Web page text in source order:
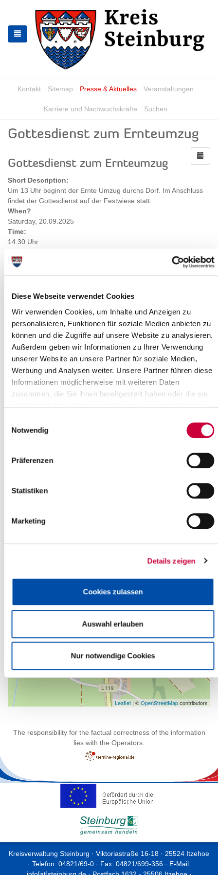
Diese Webseite verwendet Cookies
Wir verwenden Cookies, um Inhalte und Anzeigen zu
personalisieren, Funktionen für soziale Medien anbieten zu
können und die Zugriffe auf unsere Website zu analysieren.
Außerdem geben wir Informationen zu Ihrer Verwendung
unserer Website an unsere Partner für soziale Medien,
Werbung und Analysen weiter. Unsere Partner führen diese
Informationen möglicherweise mit weiteren Daten
zusammen, die Sie ihnen bereitgestellt haben oder die sie
Notwendig
Präferenzen
Statistiken
Marketing
Details zeigen
Cookies zulassen
Auswahl erlauben
Nur notwendige Cookies
the
navigation
the
content
Kontakt Sitemap Presse & Aktuelles Veranstaltungen
Karriere und Nachwuchskräfte Suchen
Gottesdienst zum Ernteumzug
Gottesdienst zum Ernteumzug
Short Description:
Um 13 Uhr beginnt der Ernte Umzug durchs Dorf. Im Anschluss
findet der Gottesdienst auf der Festwiese statt.
When?
Saturday, 20.09.2025
Time:
14:30 Uhr
Alte Schule, Schulstraße ,Dägeling
Source : Ev.-Luth. Kirchengemeinde St. Anschar Münsterdorf
Ev.-Luth. Kirchengemeinde St. Anschar Münsterdorf
Phone:+49 4821 82302
Back to selection
+
Leaflet | ©OpenStreetMapcontributors
The responsibility for the factual correctness of the information
lies with the Operators.
Kreisverwaltung Steinburg · Viktoriastraße 16-18 · 25524 Itzehoe
· Telefon: 04821/69-0 · Fax: 04821/699-356 · E-Mail: